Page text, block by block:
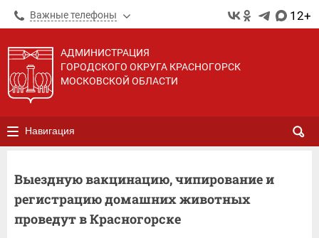
Важные телефоны 12+
АДМИНИСТРАЦИЯ
ГОРОДСКОГО ОКРУГА КРАСНОГОРСК
МОСКОВСКОЙ ОБЛАСТИ
Навигация
Выездную вакцинацию, чипирование и
регистрацию домашних животных
проведут в Красногорске